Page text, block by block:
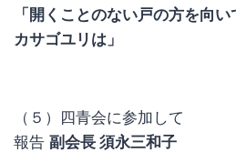
「開くことのない戸の方を向
カサゴユリは」
（５）四青会に参加して
報告 副会長 須永三和子